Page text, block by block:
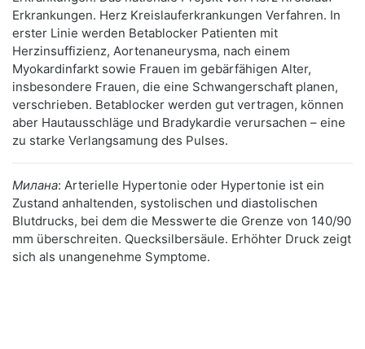
Erkrankungen. Herz Kreislauferkrankungen Verfahren. In
erster Linie werden Betablocker Patienten mit
Herzinsuffizienz, Aortenaneurysma, nach einem
Myokardinfarkt sowie Frauen im gebärfähigen Alter,
insbesondere Frauen, die eine Schwangerschaft planen,
verschrieben. Betablocker werden gut vertragen, können
aber Hautausschläge und Bradykardie verursachen – eine
zu starke Verlangsamung des Pulses.
Милана: Arterielle Hypertonie oder Hypertonie ist ein
Zustand anhaltenden, systolischen und diastolischen
Blutdrucks, bei dem die Messwerte die Grenze von 140/90
mm überschreiten. Quecksilbersäule. Erhöhter Druck zeigt
sich als unangenehme Symptome.